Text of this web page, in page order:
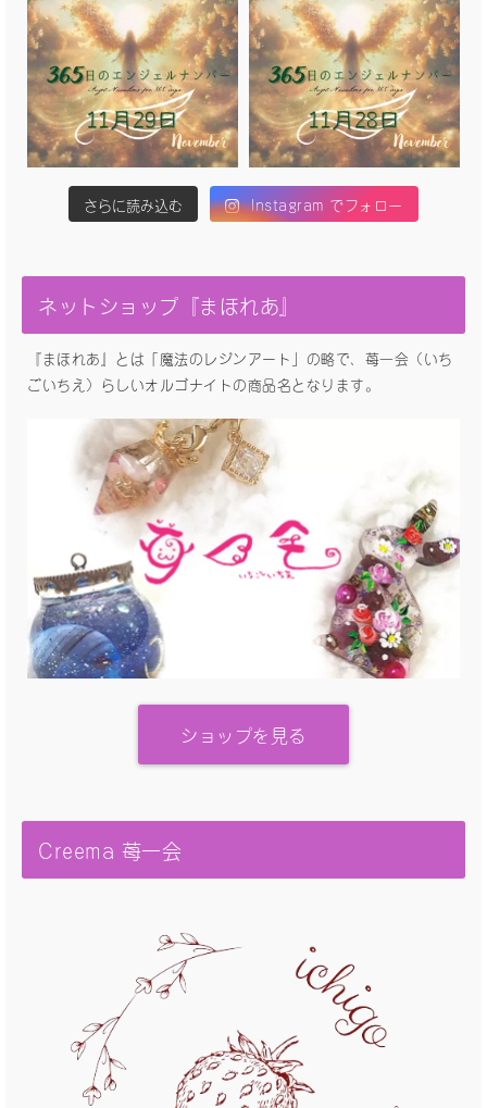
さらに読み込む Instagram でフォロー
ネットショップ『まほれあ』
『まほれあ』とは「魔法のレジンアート」の略で、苺一会（いち
ごいちえ）らしいオルゴナイトの商品名となります。
ショップを見る
Creema 苺一会